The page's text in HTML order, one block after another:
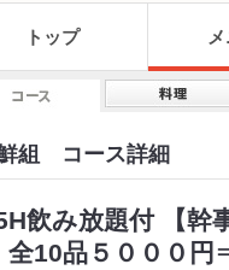
トップ
組 コース詳細
飲み放題付 【幹
全10品５０００円